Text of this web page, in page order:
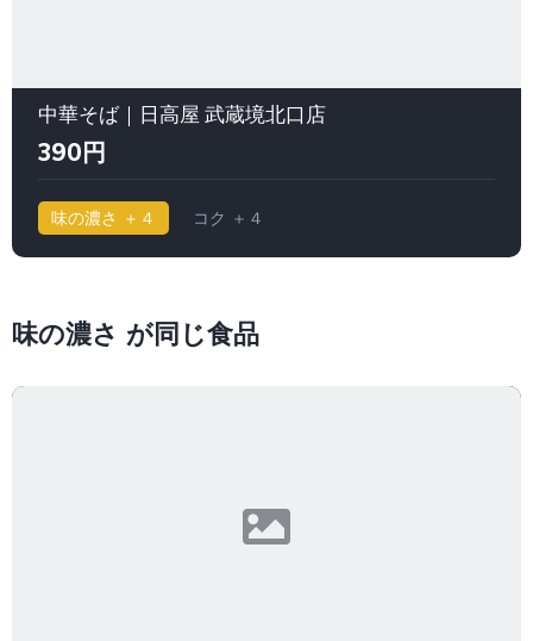
中華そば｜日高屋 武蔵境北口店
390円
味の濃さ ＋４ コク ＋４
味の濃さ が同じ食品